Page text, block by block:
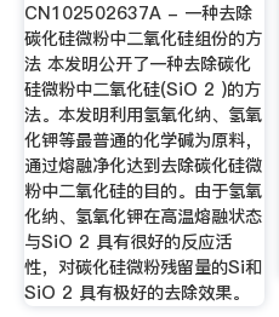
CN102502637A - 一种去除
碳化硅微粉中二氧化硅组份的方
法 本发明公开了一种去除碳化
硅微粉中二氧化硅(SiO 2 )的方
法。本发明利用氢氧化纳、氢氧
化钾等最普通的化学碱为原料，
通过熔融净化达到去除碳化硅微
粉中二氧化硅的目的。由于氢氧
化纳、氢氧化钾在高温熔融状态
与SiO 2 具有很好的反应活
性，对碳化硅微粉残留量的Si和
SiO 2 具有极好的去除效果。